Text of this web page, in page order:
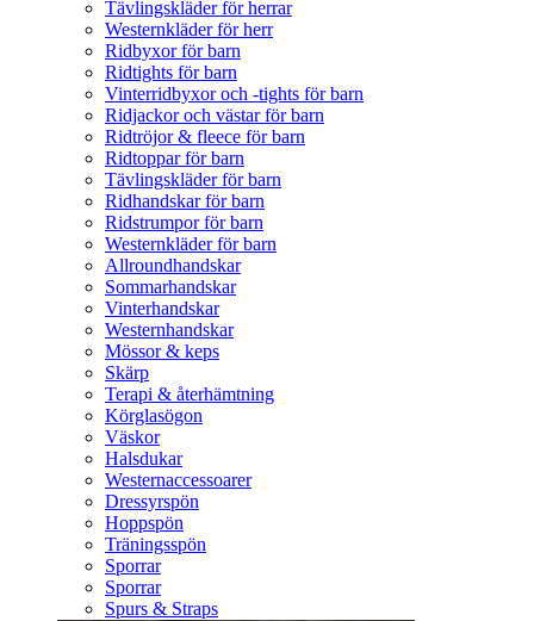
Tävlingskläder för herrar
Westernkläder för herr
Ridbyxor för barn
Ridtights för barn
Vinterridbyxor och -tights för barn
Ridjackor och västar för barn
Ridtröjor & fleece för barn
Ridtoppar för barn
Tävlingskläder för barn
Ridhandskar för barn
Ridstrumpor för barn
Westernkläder för barn
Allroundhandskar
Sommarhandskar
Vinterhandskar
Westernhandskar
Mössor & keps
Skärp
Terapi & återhämtning
Körglasögon
Väskor
Halsdukar
Westernaccessoarer
Dressyrspön
Hoppspön
Träningsspön
Sporrar
Sporrar
Spurs & Straps